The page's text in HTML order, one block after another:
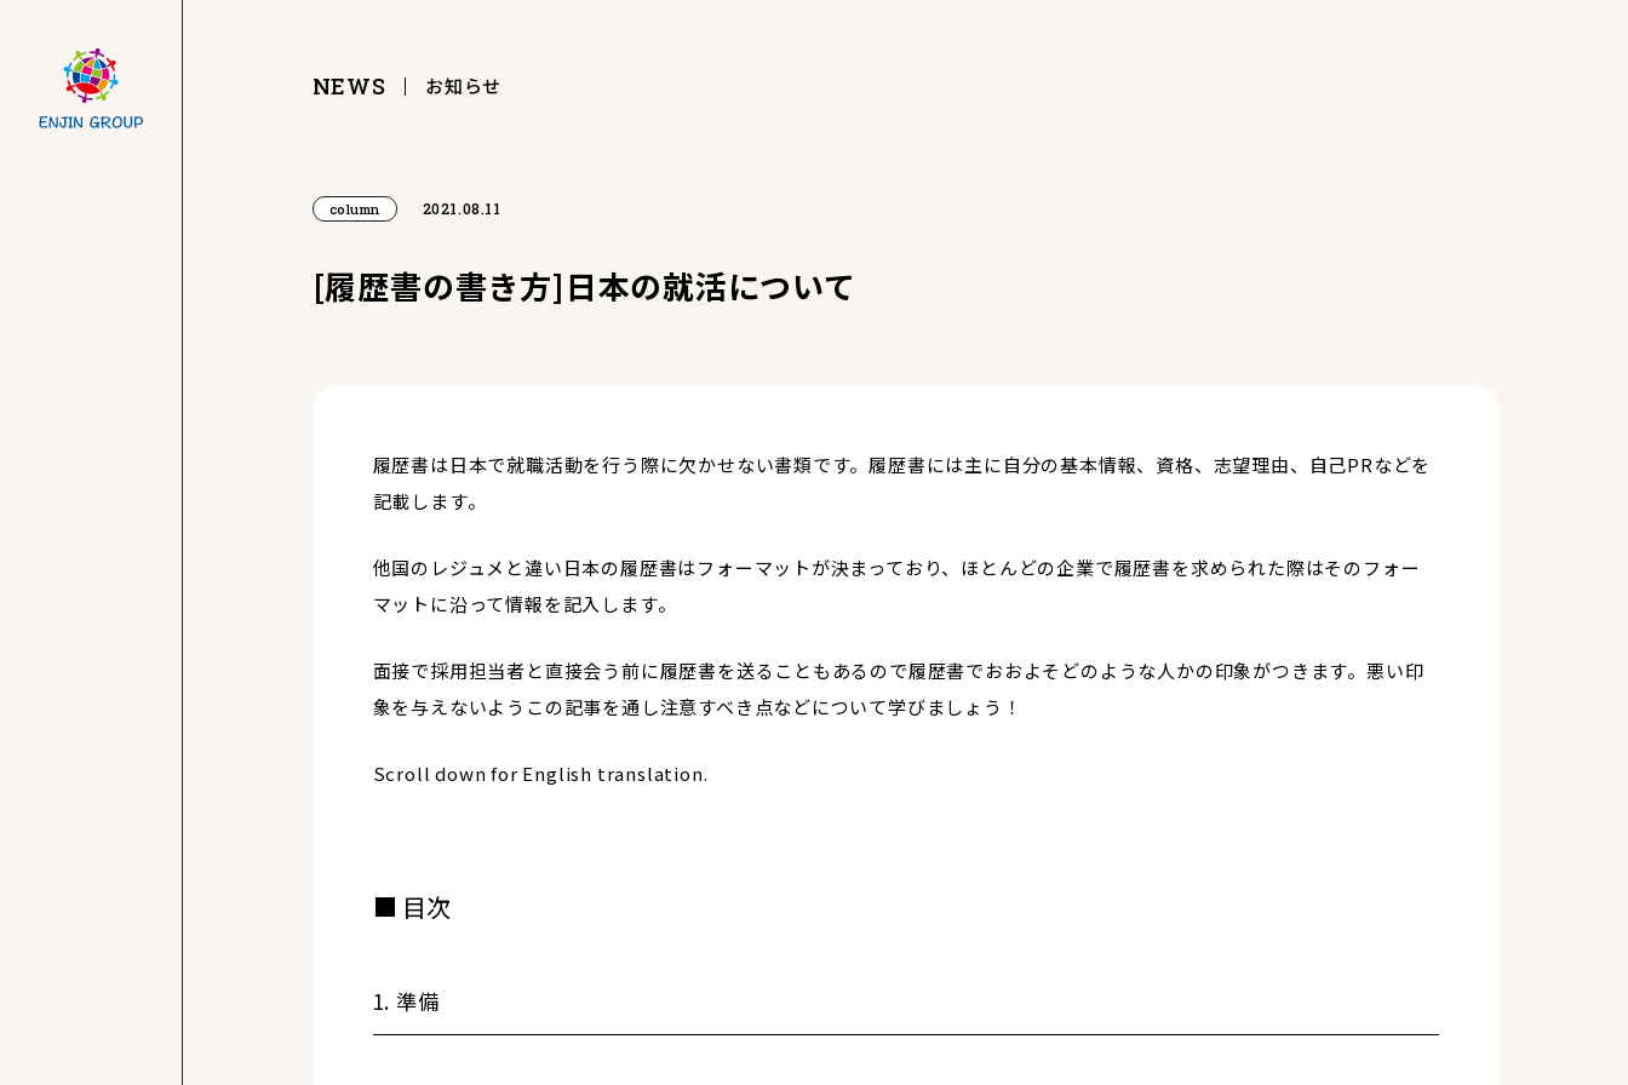
NEWS お知らせ
column 2021.08.11
[履歴書の書き方]日本の就活について
履歴書は日本で就職活動を行う際に欠かせない書類です。履歴書には主に自分の基本情報、資格、志望理由、自己PRなどを
記載します。
他国のレジュメと違い日本の履歴書はフォーマットが決まっており、ほとんどの企業で履歴書を求められた際はそのフォー
マットに沿って情報を記入します。
面接で採用担当者と直接会う前に履歴書を送ることもあるので履歴書でおおよそどのような人かの印象がつきます。悪い印
象を与えないようこの記事を通し注意すべき点などについて学びましょう！
Scroll down for English translation.
目次
1. 準備